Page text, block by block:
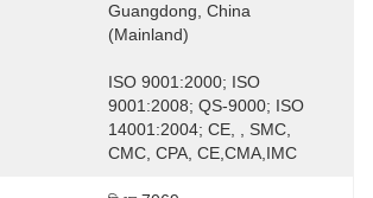
Guangdong, China
(Mainland)
ISO 9001:2000; ISO
9001:2008; QS-9000; ISO
14001:2004; CE, , SMC,
CMC, CPA, CE,CMA,IMC